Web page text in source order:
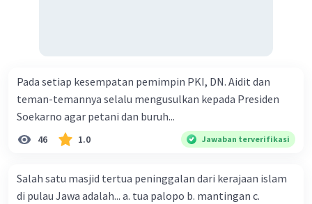
Pada setiap kesempatan pemimpin PKI, DN. Aidit dan
teman-temannya selalu mengusulkan kepada Presiden
Soekarno agar petani dan buruh...
46 1.0 Jawaban terverifikasi
Salah satu masjid tertua peninggalan dari kerajaan islam
di pulau Jawa adalah... a. tua palopo b. mantingan c.